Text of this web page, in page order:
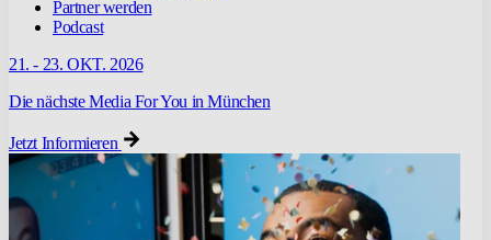
Partner werden
Podcast
21. - 23. OKT. 2026
Die nächste Media For You in München
Jetzt Informieren